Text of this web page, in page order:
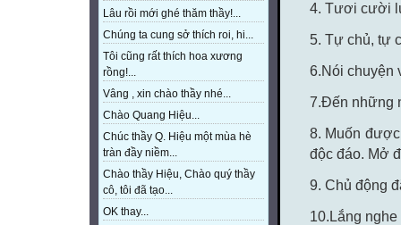
Lâu rồi mới ghé thăm thầy!...
Chúng ta cung sở thích roi, hi...
Tôi cũng rất thích hoa xương
rồng!...
Vâng , xin chào thầy nhé...
Chào Quang Hiệu...
Chúc thầy Q. Hiệu một mùa hè
tràn đầy niềm...
Chào thầy Hiệu, Chào quý thầy
cô, tôi đã tạo...
OK thay...
4. Tươi cười
5. Tự chủ, tự
6.Nói
7.Đến những
8. Muốn
độc đáo. Mở
9. Chủ động
10.Lắng